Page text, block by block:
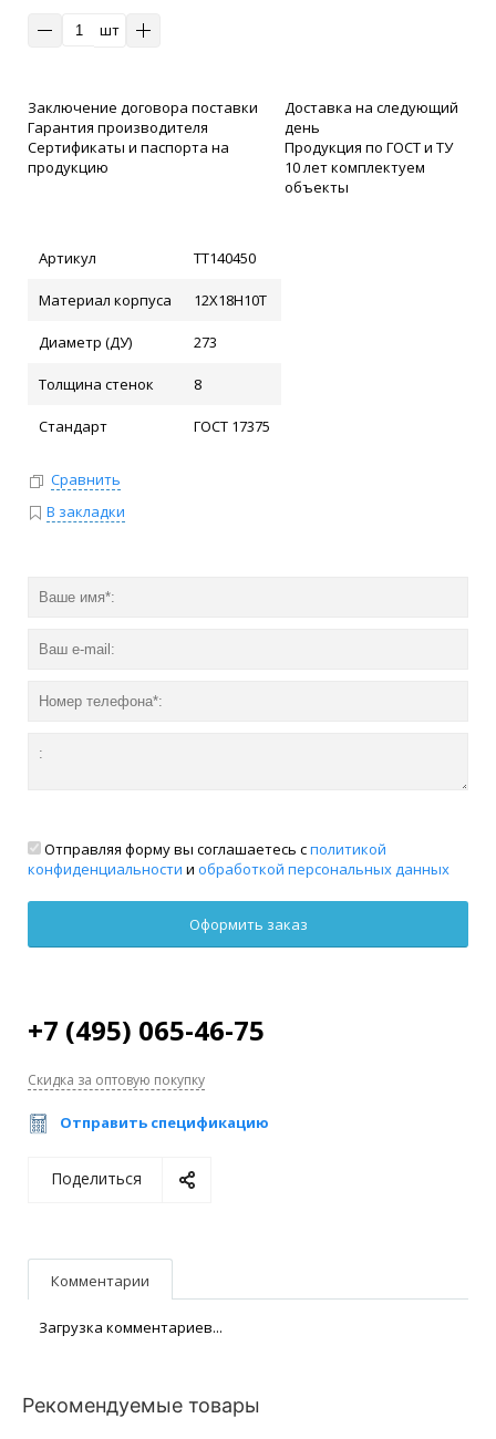
шт
Заключение договора поставки
Гарантия производителя
Сертификаты и паспорта на
продукцию
Доставка на следующий
день
Продукция по ГОСТ и ТУ
10 лет комплектуем
объекты
Артикул ТТ140450
Материал корпуса 12Х18Н10Т
Диаметр (ДУ) 273
Толщина стенок 8
Стандарт ГОСТ 17375
Сравнить
В закладки
Отправляя форму вы соглашаетесь сполитикой
конфиденциальности и обработкой персональных данных
+7 (495) 065-46-75
Скидка за оптовую покупку
Отправить спецификацию
Поделиться
Комментарии
Загрузка комментариев...
Рекомендуемые товары